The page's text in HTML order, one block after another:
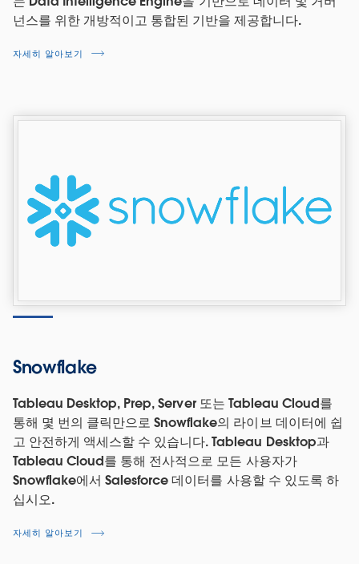
넌스를 위한 개방적이고 통합된 기반을 제공합니다.
자세히 알아보기
Snowflake
Tableau Desktop, Prep, Server 또는 Tableau Cloud를
통해 몇 번의 클릭만으로 Snowflake의 라이브 데이터에 쉽
고 안전하게 액세스할 수 있습니다. Tableau Desktop과
Tableau Cloud를 통해 전사적으로 모든 사용자가
Snowflake에서 Salesforce 데이터를 사용할 수 있도록 하
십시오.
자세히 알아보기